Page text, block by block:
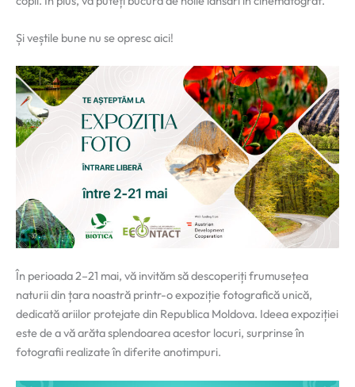
Și veștile bune nu se opresc aici!
În perioada 2–21 mai, vă invităm să descoperiți frumusețea
naturii din țara noastră printr-o expoziție fotografică unică,
dedicată ariilor protejate din Republica Moldova. Ideea expoziției
este de a vă arăta splendoarea acestor locuri, surprinse în
fotografii realizate în diferite anotimpuri.